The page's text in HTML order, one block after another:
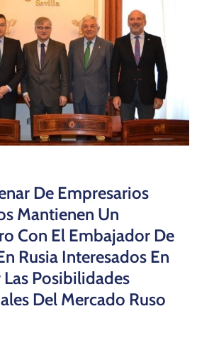
De Empresarios
Mantienen Un
Con El Embajador De
Rusia Interesados En
Posibilidades
Del Mercado Ruso